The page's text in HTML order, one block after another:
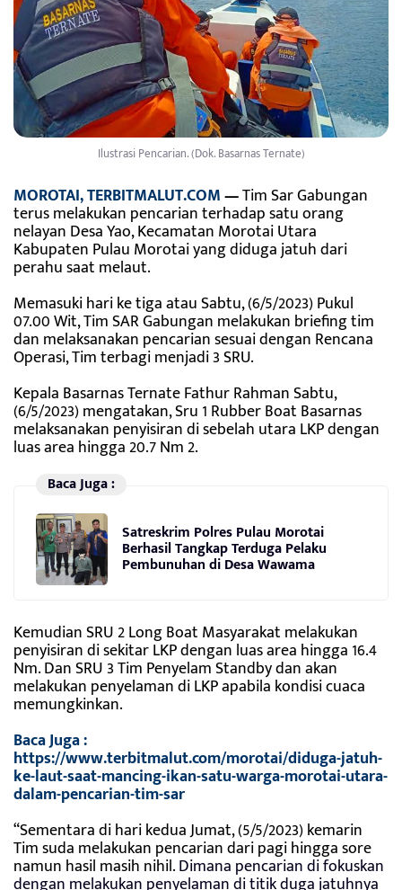
Ilustrasi Pencarian. (Dok. Basarnas Ternate)
MOROTAI, TERBITMALUT.COM—Tim Sar Gabungan
terus melakukan pencarian terhadap satu orang
nelayan Desa Yao, Kecamatan Morotai Utara
Kabupaten Pulau Morotai yang diduga jatuh dari
perahu saat melaut.
Memasuki hari ke tiga atau Sabtu, (6/5/2023) Pukul
07.00 Wit, Tim SAR Gabungan melakukan briefing tim
dan melaksanakan pencarian sesuai dengan Rencana
Operasi, Tim terbagi menjadi 3 SRU.
Kepala Basarnas Ternate Fathur Rahman Sabtu,
(6/5/2023) mengatakan, Sru 1 Rubber Boat Basarnas
melaksanakan penyisiran di sebelah utara LKP dengan
luas area hingga 20.7 Nm 2.
Baca Juga :
Satreskrim Polres Pulau Morotai
Berhasil Tangkap Terduga Pelaku
Pembunuhan di Desa Wawama
Kemudian SRU 2 Long Boat Masyarakat melakukan
penyisiran di sekitar LKP dengan luas area hingga 16.4
Nm. Dan SRU 3 Tim PenyelamStandby dan akan
melakukan penyelaman di LKP apabila kondisi cuaca
memungkinkan.
Baca Juga :
https://www.terbitmalut.com/morotai/diduga-jatuh-
ke-laut-saat-mancing-ikan-satu-warga-morotai-utara-
dalam-pencarian-tim-sar
“Sementara di hari kedua Jumat, (5/5/2023) kemarin
Tim suda melakukan pencarian dari pagi hingga sore
namun hasil masih nihil.Dimana pencarian di fokuskan
dengan melakukan penyelaman di titik duga jatuhnya